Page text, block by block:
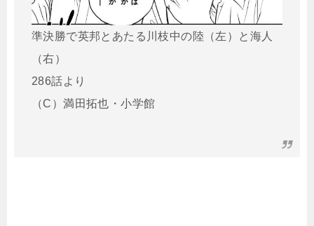
準決勝で英邦とあたる川枝中の陸（左）と海人
（右）
286話より
（C）満田拓也・小学館